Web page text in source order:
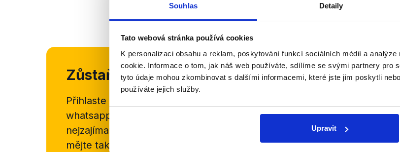
Souhlas Detaily
Tato webová stránka používá cookies
K personalizaci obsahu a reklam, poskytování funkcí sociálních médií a
cookie. Informace o tom, jak náš web používáte, sdílíme se svými partnery pro
tyto údaje mohou zkombinovat s dalšími informacemi, které jste jim poskytli
používáte jejich služby.
Upravit
OVĚŘENO
Číst dál
Zůstaňme v kontaktu
Přihlaste se k odběru našeho
whatsappového kanálu, kde pravidelně přinášíme shrnutí
nejzajímavějších článků a analýz. Začněte nás odebírat, a
mějte tak přehled o tom, jaké dezinformace a nepravdy se